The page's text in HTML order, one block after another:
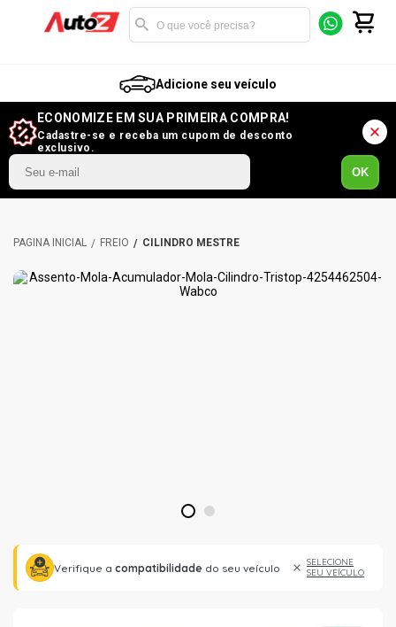
Adicione seu veículo
ECONOMIZE EM SUA PRIMEIRA COMPRA!
Cadastre-se e receba um cupom de desconto
exclusivo.
OK
FREIO CILINDRO MESTRE
1 2
Verifique a compatibilidade do seu veículo
SELECIONE
SEU VEÍCULO